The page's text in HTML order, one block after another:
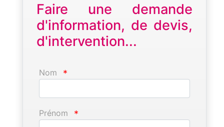
Faire une demande
d'information, de devis,
d'intervention...
Nom *
Prénom *